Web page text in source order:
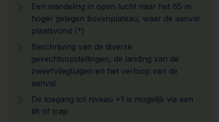
Een wandeling in open lucht naar het 65 m
hoger gelegen bovenplateau, waar de aanval
plaatsvond (*)
Beschrijving van de diverse
gevechtsopstellingen, de landing van de
zweefvliegtuigen en het verloop van de
aanval
De toegang tot niveau +1 is mogelijk via een
lift of trap